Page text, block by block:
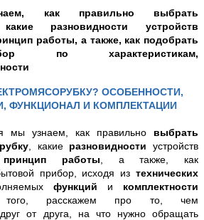
как правильно выбрать
какие разновидности устройств
работы, а также, как подобрать
по характеристикам,
ОСОБЕННОСТИ,
ФУНКЦИОНАЛ И КОМПЛЕКТАЦИИ
мы узнаем, как правильно выбрать
, какие разновидности устройств
принцип работы , а также,
как
прибор, исходя изтехнических
функций и комплектности
расскажем про то, чем
от друга, на что нужно обращать